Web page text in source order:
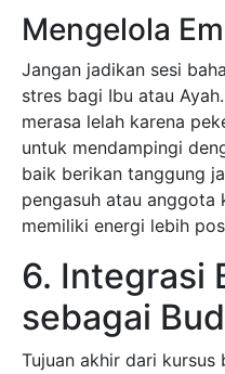
Mengelola
Jangan jadikan sesi
stres bagi Ibu atau
merasa lelah karena
untuk mendampingi
baik berikan tanggung
pengasuh atau anggota
memiliki energi lebih
6. Integrasi
sebagai
Tujuan akhir dari kursus